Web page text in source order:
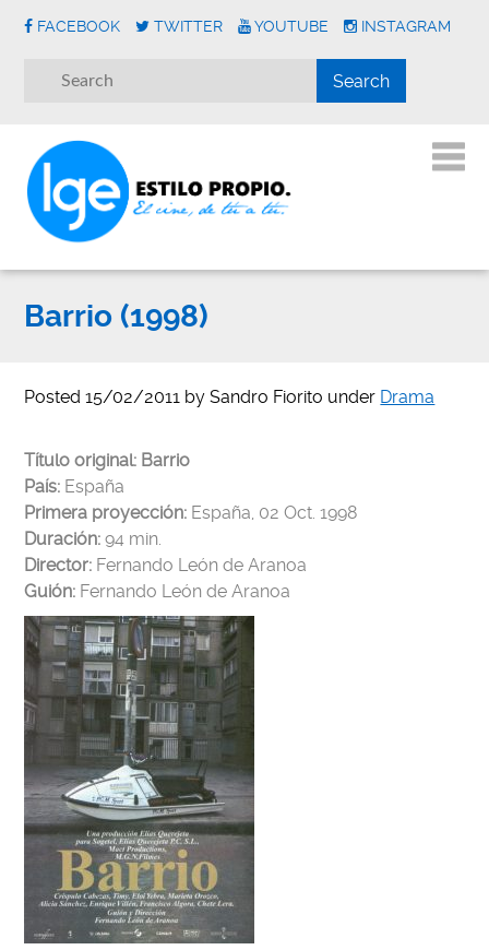
FACEBOOK TWITTER YOUTUBE INSTAGRAM
Barrio (1998)
Posted15/02/2011 bySandro Fiorito under Drama
Título original: Barrio
País: España
Primera proyección: España, 02 Oct. 1998
Duración:94 min.
Director: Fernando León de Aranoa
Guión: Fernando León de Aranoa